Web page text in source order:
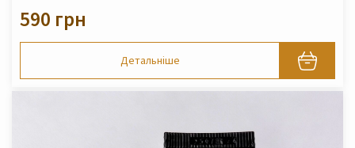
590 грн
Детальніше